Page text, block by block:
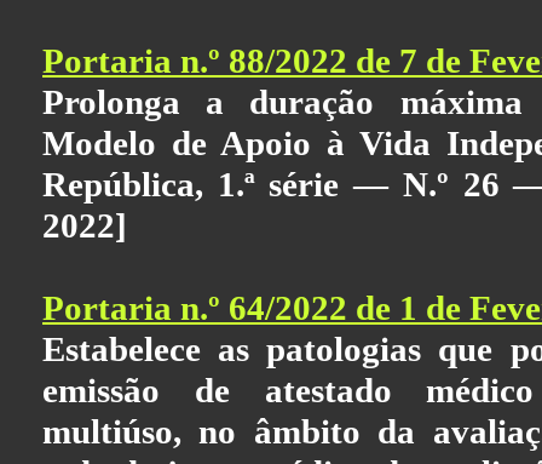
Portaria n.º 88/2022 de 7 de
Prolonga a duração máxima
Modelo de Apoio à Vida
República, 1.ª série — N.º 26
2022]
Portaria n.º 64/2022 de 1 de
Estabelece as patologias que
emissão de atestado
multiúso, no âmbito da